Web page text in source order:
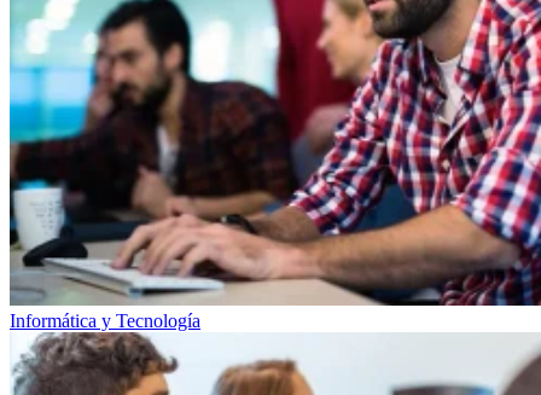
Informática y Tecnología